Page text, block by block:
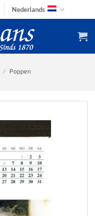
Nederlands
/ Poppen